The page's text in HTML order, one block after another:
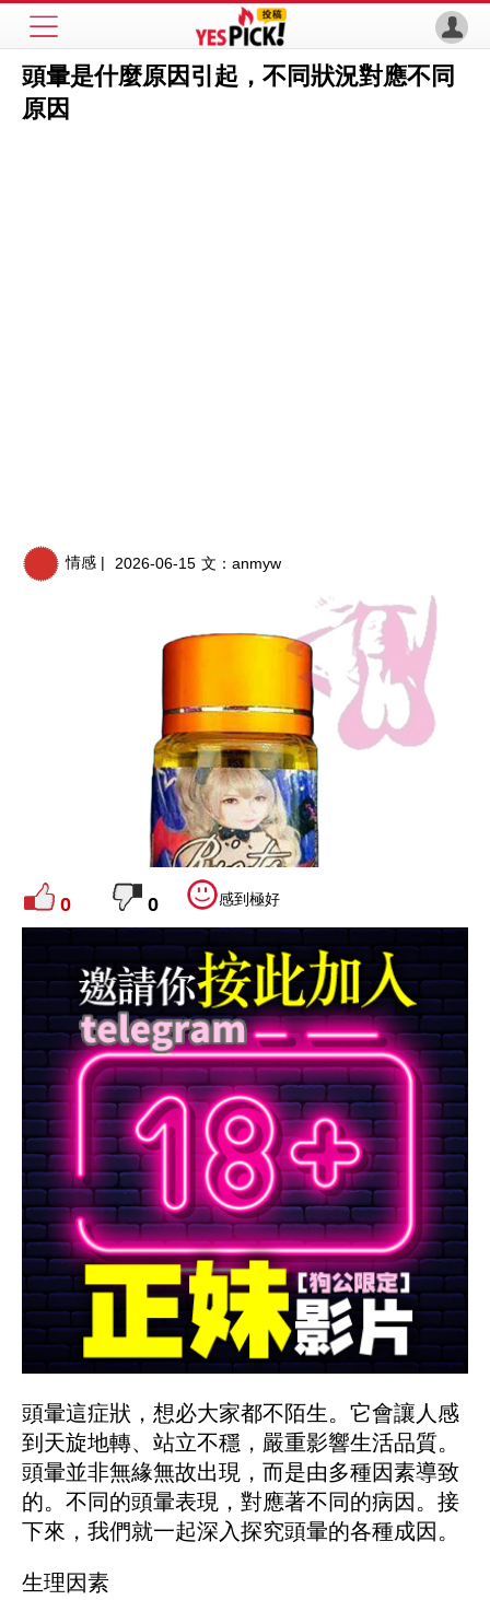
頭暈是什麼原因引起，不同狀況對應不同
原因
情感 | 2026-06-15 文： anmyw
0 0 感到極好
頭暈這症狀，想必大家都不陌生。它會讓人感
到天旋地轉、站立不穩，嚴重影響生活品質。
頭暈並非無緣無故出現，而是由多種因素導致
的。不同的頭暈表現，對應著不同的病因。接
下來，我們就一起深入探究頭暈的各種成因。
生理因素